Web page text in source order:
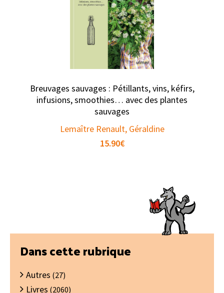
Breuvages sauvages : Pétillants, vins, kéfirs,
infusions, smoothies… avec des plantes
sauvages
Lemaître Renault, Géraldine
15.90€
Barre
latérale
principale
Dans cette rubrique
Autres (27)
Livres (2060)